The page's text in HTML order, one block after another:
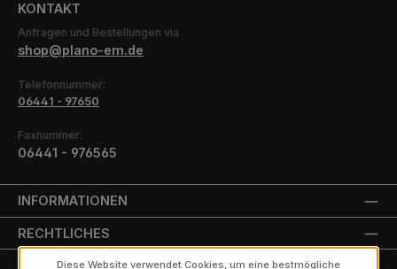
KONTAKT
Anfragen und Bestellungen via
shop@plano-em.de
Telefonnummer:
06441 - 97650
Faxnummer:
06441 - 976565
INFORMATIONEN
RECHTLICHES
UNSERE PARTNER
Diese Website verwendet Cookies, um eine bestmögliche